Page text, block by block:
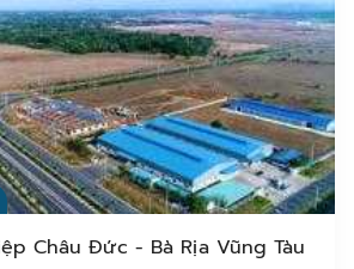
Châu Đức - Bà Rịa Vũng Tàu